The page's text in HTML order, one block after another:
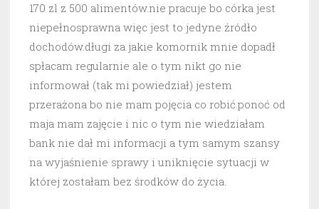
170 zl z 500 alimentów.nie pracuje bo córka jest
niepełnosprawna więc jest to jedyne źródło
dochodów.długi za jakie komornik mnie dopadł
spłacam regularnie ale o tym nikt go nie
informował (tak mi powiedział) jestem
przerażona bo nie mam pojęcia co robić.ponoć od
maja mam zajęcie i nic o tym nie wiedziałam
bank nie dał mi informacji a tym samym szansy
na wyjaśnienie sprawy i uniknięcie sytuacji w
której zostałam bez środków do życia.